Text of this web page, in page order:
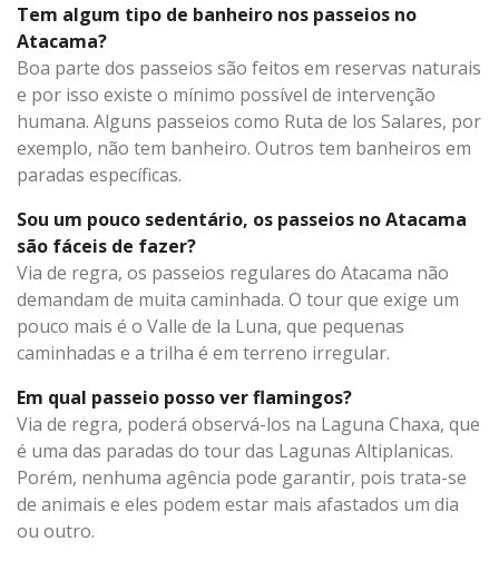
Tem algum tipo de banheiro nos passeios no
Atacama?
Boa parte dos passeios são feitos em reservas naturais
e por isso existe o mínimo possível de intervenção
humana. Alguns passeios como Ruta de los Salares, por
exemplo, não tem banheiro. Outros tem banheiros em
paradas específicas.
Sou um pouco sedentário, os passeios no Atacama
são fáceis de fazer?
Via de regra, os passeios regulares do Atacama não
demandam de muita caminhada. O tour que exige um
pouco mais é o Valle de la Luna, que pequenas
caminhadas e a trilha é em terreno irregular.
Em qual passeio posso ver flamingos?
Via de regra, poderá observá-los na Laguna Chaxa, que
é uma das paradas do tour das Lagunas Altiplanicas.
Porém, nenhuma agência pode garantir, pois trata-se
de animais e eles podem estar mais afastados um dia
ou outro.